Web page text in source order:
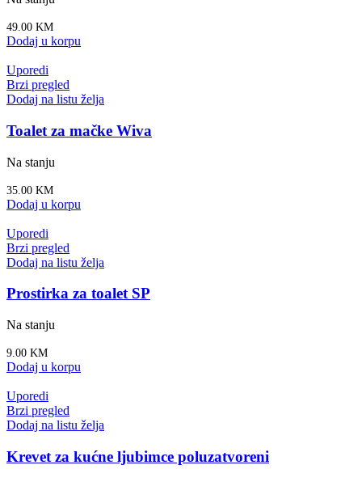
49.00 KM
Dodaj u korpu
Uporedi
Brzi pregled
Dodaj na listu želja
Toalet za mačke Wiva
Na stanju
35.00 KM
Dodaj u korpu
Uporedi
Brzi pregled
Dodaj na listu želja
Prostirka za toalet SP
Na stanju
9.00 KM
Dodaj u korpu
Uporedi
Brzi pregled
Dodaj na listu želja
Krevet za kućne ljubimce poluzatvoreni